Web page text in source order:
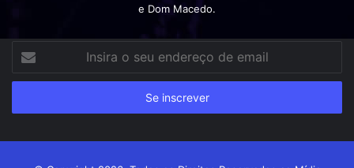
e Dom Macedo.
seu
de